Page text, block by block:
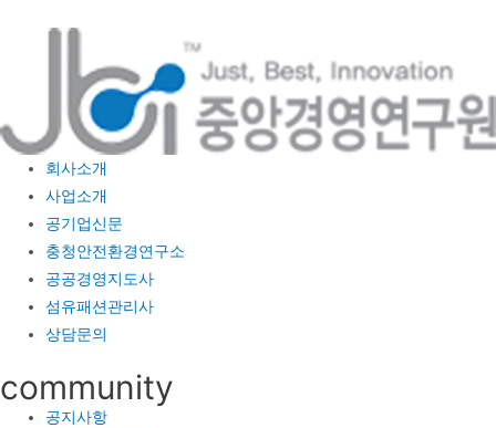
건
너
회사소개
사업소개
공기업신문
충청안전환경연구소
공공경영지도사
섬유패션관리사
상담문의
community
공지사항